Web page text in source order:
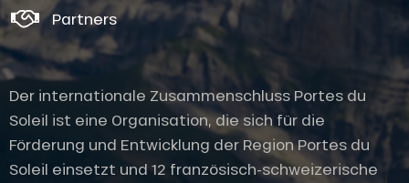
Partners
Der internationale Zusammenschluss Portes du
Soleil ist eine Organisation, die sich für die
Förderung und Entwicklung der Region Portes du
Soleil einsetzt und 12 französisch-schweizerische